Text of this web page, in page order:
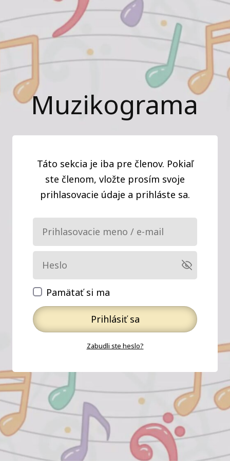
Muzikograma
Táto sekcia je iba pre členov. Pokiaľ
ste členom, vložte prosím svoje
prihlasovacie údaje a prihláste sa.
Pamätať si ma
Prihlásiť sa
Zabudli ste heslo?